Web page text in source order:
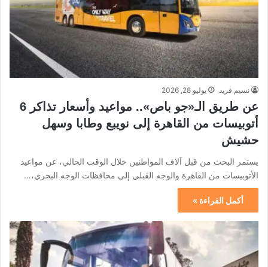
نسيم فريد يوليو 28, 2026
عن طريق الـ«جو باص».. مواعيد وأسعار تذاكر 6
أتوبيسات من القاهرة إلى نويبع وطابا وسهل
حشيش
يستمر البحث من قبل آلاف المواطنين خلال الوقت الحالي، عن مواعيد
الأتوبيسات من القاهرة والوجه القبلي إلى محافظات الوجه البحري،…
أكمل القراءة »